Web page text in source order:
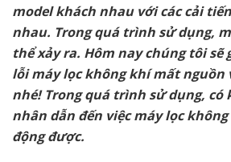
model khách nhau với các cải
nhau. Trong quá trình sử dụng,
thể xảy ra. Hôm nay chúng tôi
lỗi máy lọc không khí mất nguồn
nhé! Trong quá trình sử dụng, có
nhân dẫn đến việc máy lọc
động được.